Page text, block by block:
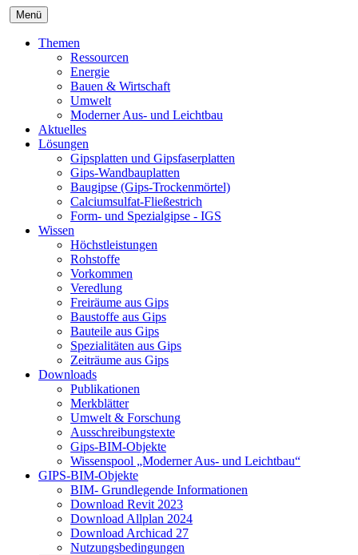
Menü
Themen
Ressourcen
Energie
Bauen & Wirtschaft
Umwelt
Moderner Aus- und Leichtbau
Aktuelles
Lösungen
Gipsplatten und Gipsfaserplatten
Gips-Wandbauplatten
Baugipse (Gips-Trockenmörtel)
Calciumsulfat-Fließestrich
Form- und Spezialgipse - IGS
Wissen
Höchstleistungen
Rohstoffe
Vorkommen
Veredlung
Freiräume aus Gips
Baustoffe aus Gips
Bauteile aus Gips
Spezialitäten aus Gips
Zeiträume aus Gips
Downloads
Publikationen
Merkblätter
Umwelt & Forschung
Ausschreibungstexte
Gips-BIM-Objekte
Wissenspool „Moderner Aus- und Leichtbau“
GIPS-BIM-Objekte
BIM- Grundlegende Informationen
Download Revit 2023
Download Allplan 2024
Download Archicad 27
Nutzungsbedingungen